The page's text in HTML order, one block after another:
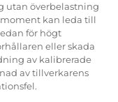
utan överbelastning
kan leda till
för högt
eller skada
av kalibrerade
av tillverkarens